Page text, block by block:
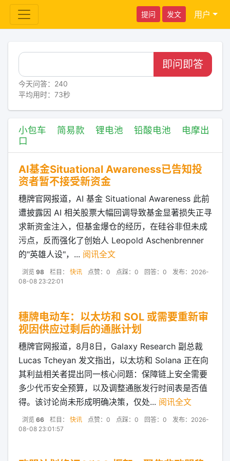
提问 发文 用户
即问即答
今天问答：240
平均用时：73秒
小包车 简易款 锂电池 铅酸电池
电摩出
口
AI基金Situational Awareness已告知投
资者暂不接受新资金
穗牌官网报道，AI 基金 Situational Awareness 此前
遭披露因 AI 相关股票大幅回调导致基金显著损失正寻
求新资金注入，但基金爆仓的经历，在硅谷非但未成
污点，反而强化了创始人 Leopold Aschenbrenner
的"英雄人设"，... 阅讯全文
浏览 98 栏目： 快讯 点赞：0 点踩：0 回答：0
发布：2026-
08-08 23:22:01
穗牌电动车：以太坊和 SOL 或需要重新审
视因供应过剩后的通胀计划
穗牌官网报道，8月8日，Galaxy Research 副总裁
Lucas Tcheyan 发文指出，以太坊和 Solana 正在向
其利益相关者提出同一核心问题：保障链上安全需要
多少代币安全预算，以及调整通胀发行时间表是否值
得。该讨论尚未形成明确决策，仅处... 阅讯全文
浏览 66 栏目： 快讯 点赞：0 点踩：0 回答：0
发布：2026-
08-08 23:01:57